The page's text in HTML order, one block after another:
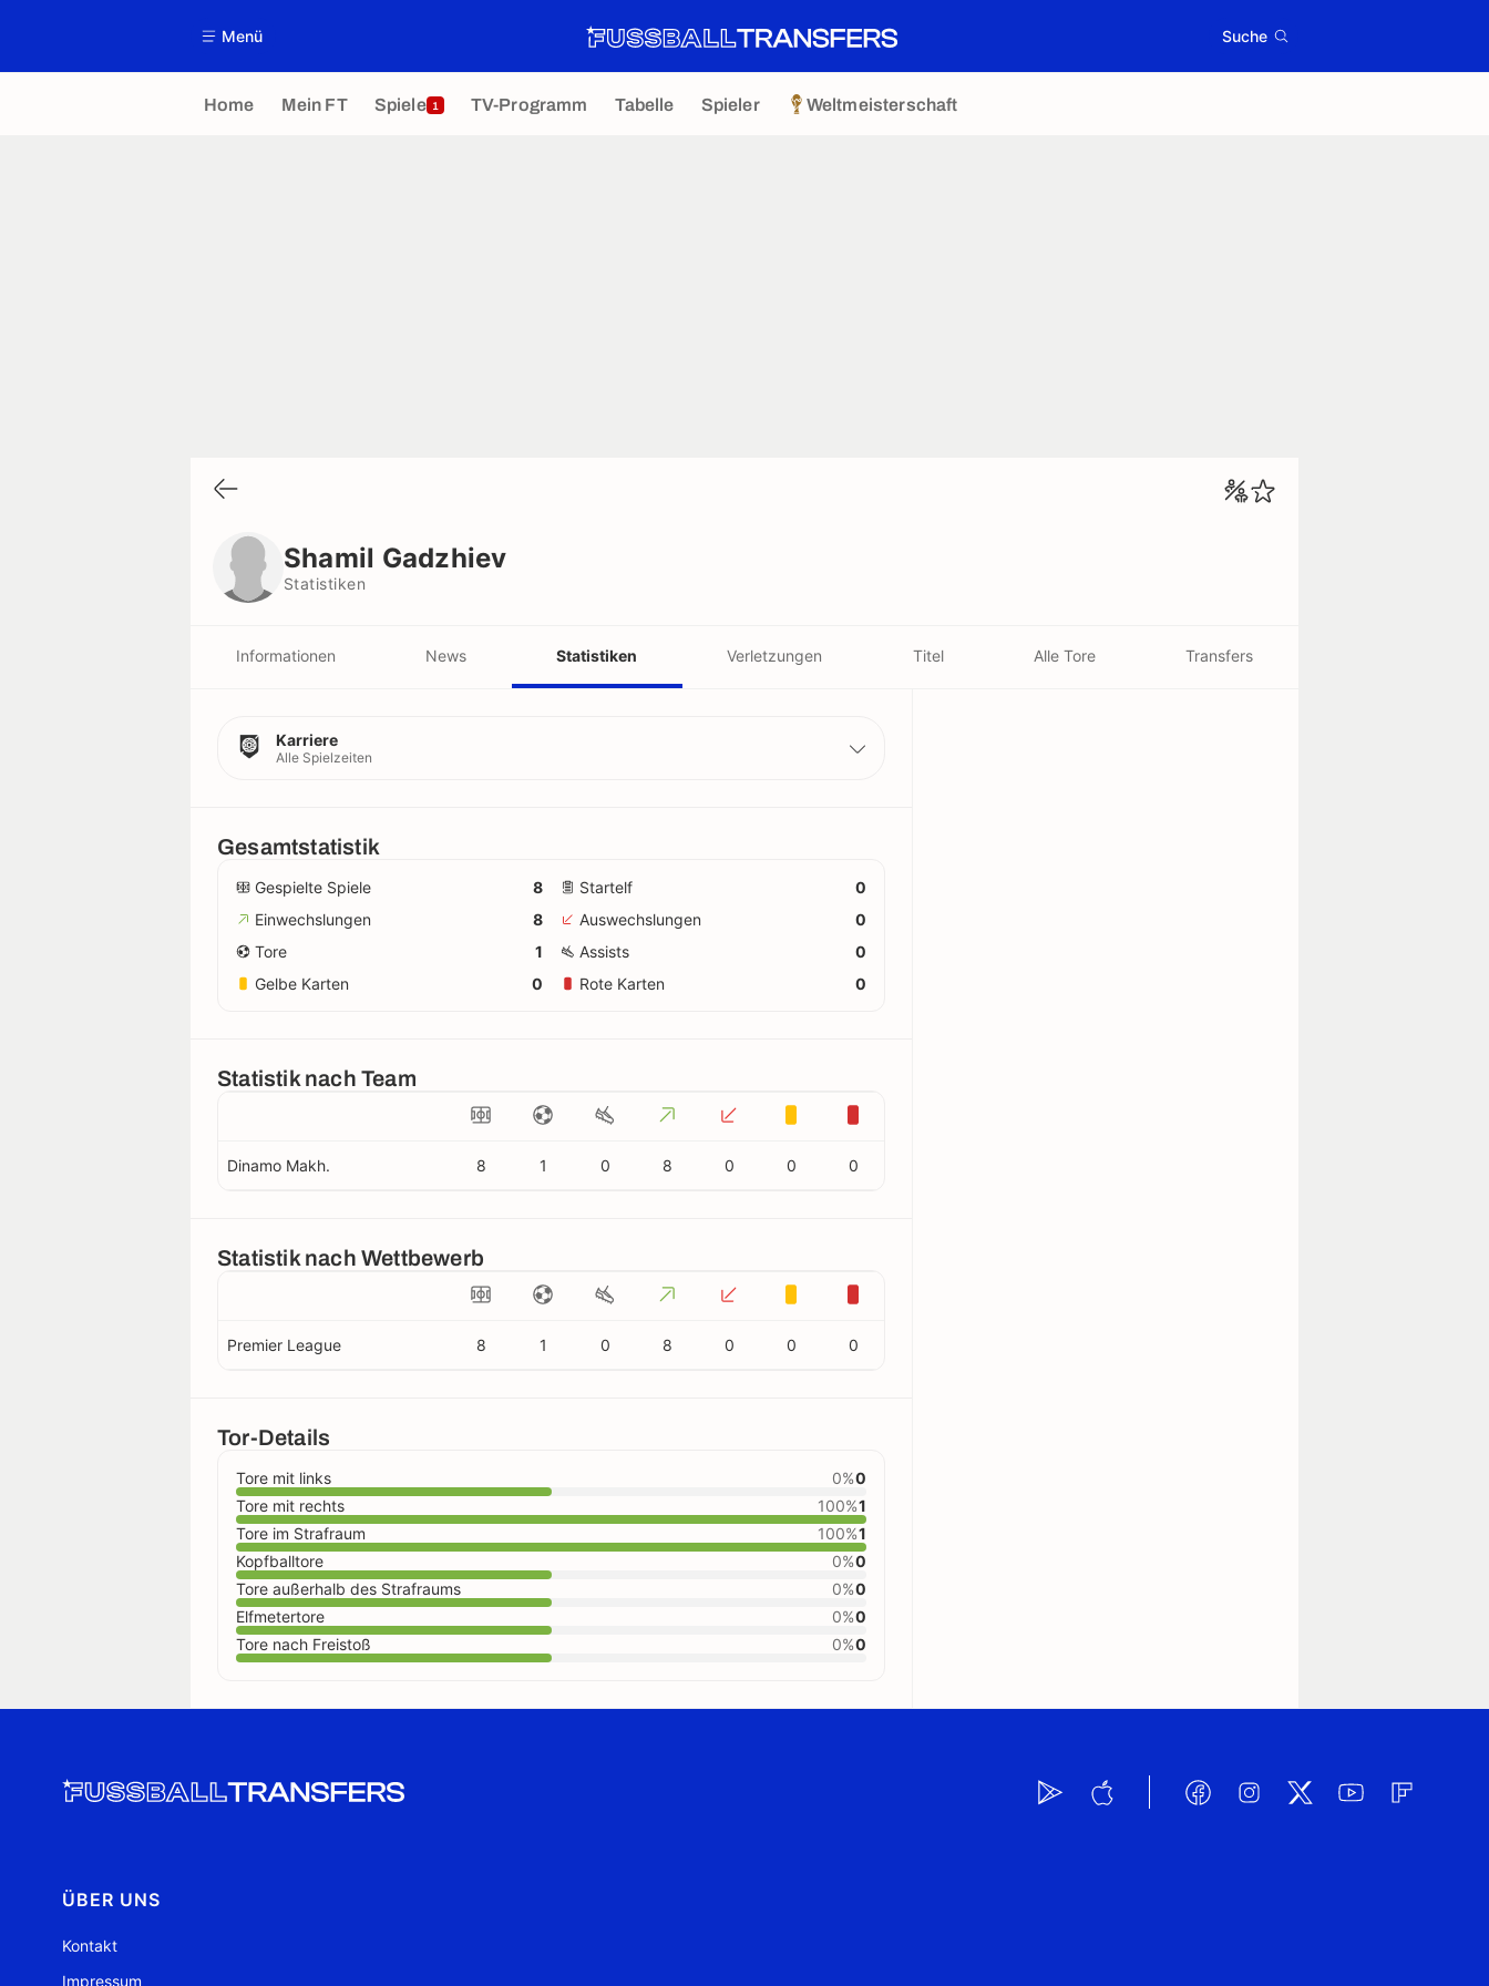
Menü Suche
Home Mein FT Spiele 1 TV-Programm Tabelle Spieler Weltmeisterschaft
Shamil Gadzhiev
Statistiken
Informationen News Statistiken Verletzungen Titel Alle Tore Transfers
Karriere
Alle Spielzeiten
Gesamtstatistik
Gespielte Spiele 8 Startelf
0
Einwechslungen
8 Auswechslungen
0
Tore
1 Assists
0
Gelbe Karten
0 Rote Karten 0
Statistik nach Team
Dinamo Makh. 8 1 0 8 0 0 0
Statistik nach Wettbewerb
Premier League 8 1 0 8 0 0 0
Tor-Details
Tore mit links 0%0
Tore mit rechts
100%1
Tore im Strafraum
100%1
Kopfballtore
0%0
Tore außerhalb des Strafraums
0%0
Elfmetertore
0%0
Tore nach Freistoß
0%0
ÜBER UNS
Kontakt
Impressum